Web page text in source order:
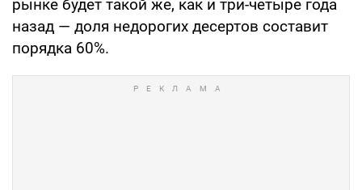
рынке будет такой же, как и три-четыре года
назад — доля недорогих десертов составит
порядка 60%.